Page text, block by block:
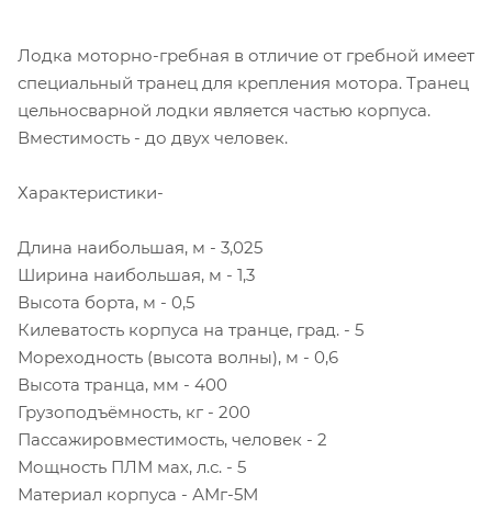
Лодка моторно-гребная в отличие от гребной имеет
специальный транец для крепления мотора. Транец
цельносварной лодки является частью корпуса.
Вместимость - до двух человек.
Характеристики-
Длина наибольшая, м - 3,025
Ширина наибольшая, м - 1,3
Высота борта, м - 0,5
Килеватость корпуса на транце, град. - 5
Мореходность (высота волны), м - 0,6
Высота транца, мм - 400
Грузоподъёмность, кг - 200
Пассажировместимость, человек - 2
Мощность ПЛМ мах, л.с. - 5
Материал корпуса - АМг-5М